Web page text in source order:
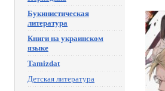
Букинистическая
литература
Книги на украинском
языке
Tamizdat
Детская литература